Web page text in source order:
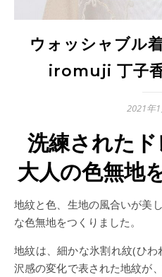
ウォッシャブル
iromuji 丁子香
2021年
洗練された
大人の色無地
地紋と色、生地の風合いが美しい、洗練されたドレスのよう
な色無地をつくりました。
地紋は、細かな氷割れ紋(ひ
沢感の変化で表された地紋が